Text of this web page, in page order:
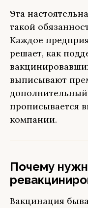
Эта
такой
Каждое
решает, как
выписывают
дополнительный
прописывается
компании.
Почему
Вакцинация